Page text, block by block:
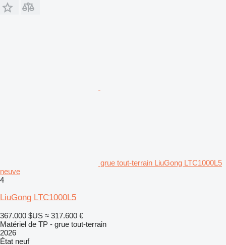
grue tout-terrain LiuGong LTC1000L5
neuve
4
LiuGong LTC1000L5
367.000 $US ≈ 317.600 €
Matériel de TP - grue tout-terrain
2026
État neuf